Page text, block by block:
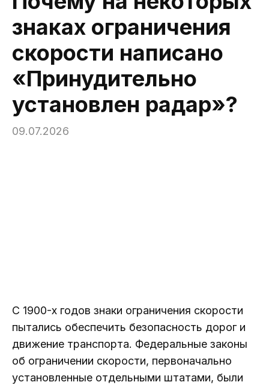
знаках ограничения
скорости написано
«Принудительно
установлен радар»?
09.07.2026
С 1900-х годов знаки ограничения скорости
пытались обеспечить безопасность дорог и
движение транспорта. Федеральные законы
об ограничении скорости, первоначально
установленные отдельными штатами, были